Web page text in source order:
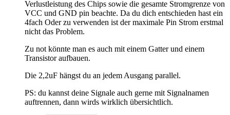
Verlustleistung des Chips sowie die gesamte Stromgrenze von
VCC und GND pin beachte. Da du dich entschieden hast ein
4fach Oder zu verwenden ist der maximale Pin Strom erstmal
nicht das Problem.
Zu not könnte man es auch mit einem Gatter und einem
Transistor aufbauen.
Die 2,2uF hängst du an jedem Ausgang parallel.
PS: du kannst deine Signale auch gerne mit Signalnamen
auftrennen, dann wirds wirklich übersichtlich.